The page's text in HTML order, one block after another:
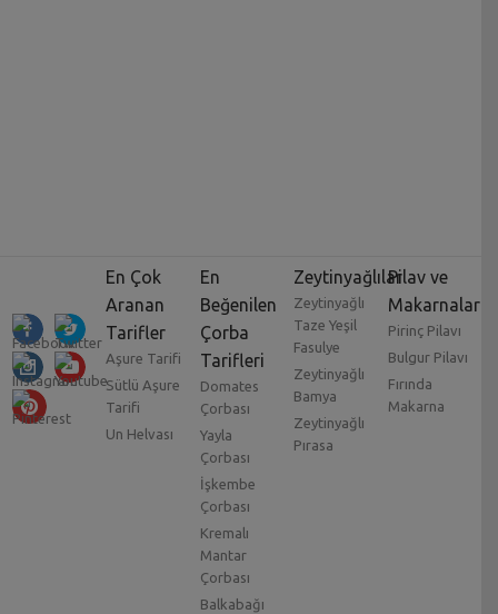
En Çok
Aranan
Tarifler
Aşure Tarifi
Sütlü Aşure
Tarifi
Un Helvası
En
Beğenilen
Çorba
Tarifleri
Domates
Çorbası
Yayla
Çorbası
İşkembe
Çorbası
Kremalı
Mantar
Çorbası
Balkabağı
Zeytinyağlılar
Zeytinyağlı
Taze Yeşil
Fasulye
Zeytinyağlı
Bamya
Zeytinyağlı
Pırasa
Pilav ve
Makarnalar
Pirinç Pilavı
Bulgur Pilavı
Fırında
Makarna